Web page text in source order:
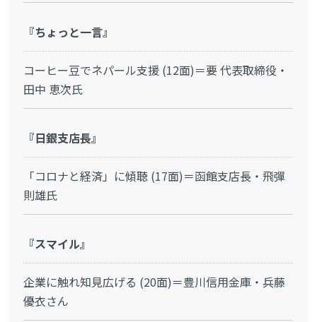
『ちょっと一言』
コーヒー豆でネパール支援 (12面)＝要 代表取締役・
田中 恵次氏
『日銀支店長』
「コロナと経済」に傾聴 (17面)＝函館支店長・飛彈
則雄氏
『スマイル』
企業に触れ知見広げる (20面)＝豊川信用金庫・兵藤
優衣さん